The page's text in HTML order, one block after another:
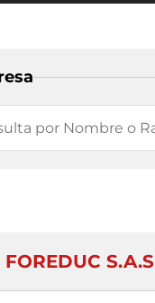
FOREDUC S.A.S